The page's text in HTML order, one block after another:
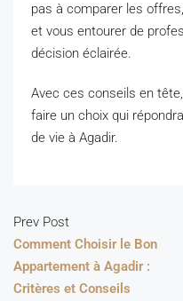
pas à comparer les
et vous entourer de
décision éclairée.
Avec ces conseils en
faire un choix qui
de vie à Agadir.
Prev Post
Comment Choisir le Bon
Appartement à Agadir :
Critères et Conseils